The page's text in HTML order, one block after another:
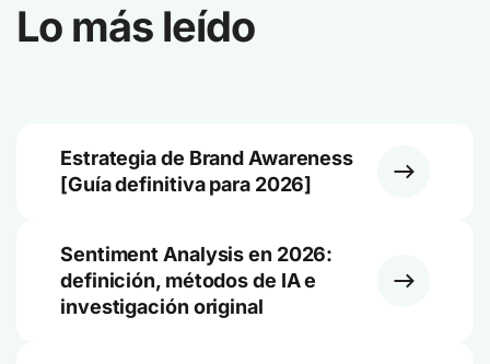
Lo más leído
Estrategia de Brand Awareness
[Guía definitiva para 2026]
Sentiment Analysis en 2026:
definición, métodos de IA e
investigación original